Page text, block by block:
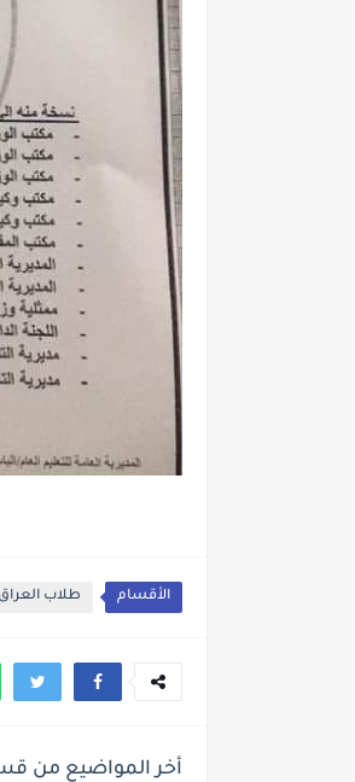
الأقسام طلاب العراق
أخر المواضيع من